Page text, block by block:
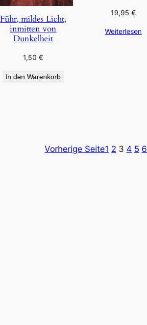
Führ, mildes Licht,
inmitten von
Dunkelheit
1,50€
In den Warenkorb
19,95€
Weiterlesen
Vorherige Seite1 2 3 4 5 6